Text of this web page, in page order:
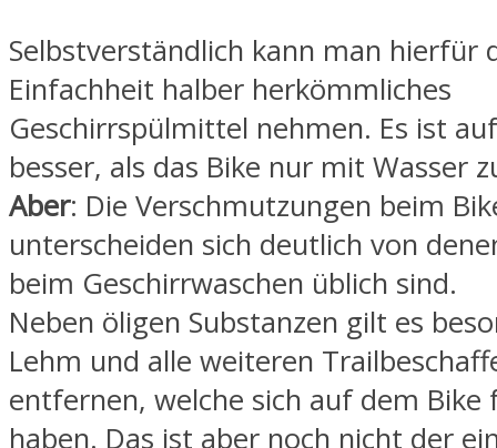
Selbstverständlich kann man hierfür
Einfachheit halber herkömmliches
Geschirrspülmittel nehmen. Es ist
besser, als das Bike nur mit Wasser
Aber: Die Verschmutzungen beim
unterscheiden sich deutlich von
beim Geschirrwaschen üblich sind.
Neben öligen Substanzen gilt es
Lehm und alle weiteren
entfernen, welche sich auf dem Bike
haben. Das ist aber noch nicht der